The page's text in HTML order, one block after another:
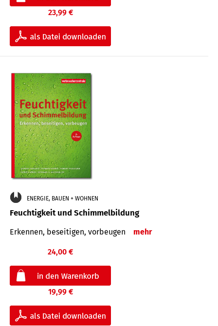
23,99 €
ENERGIE, BAUEN + WOHNEN
Feuchtigkeit und Schimmelbildung
Erkennen, beseitigen, vorbeugen mehr
24,00 €
19,99 €